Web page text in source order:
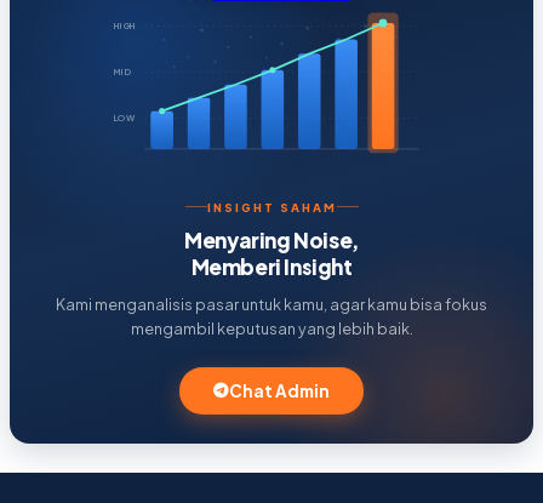
HIGH
MID
LOW
INSIGHT SAHAM
Menyaring Noise,
Memberi Insight
Kami menganalisis pasar untuk kamu, agar kamu bisa fokus
mengambil keputusan yang lebih baik.
Chat Admin